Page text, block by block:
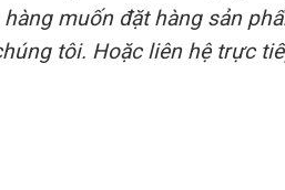
muốn đặt hàng sản
tôi. Hoặc liên hệ trực